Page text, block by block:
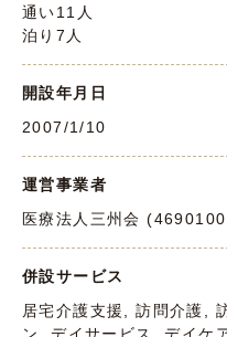
通い11人
泊り7人
開設年月日
2007/1/10
運営事業者
医療法人三州会
併設サービス
居宅介護支援, 訪問介護,